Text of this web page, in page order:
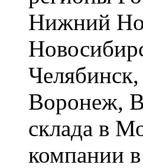
Нижний
Воронеж,
склада в
компании